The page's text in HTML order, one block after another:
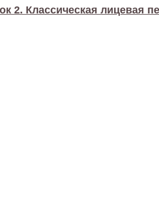
2. Классическая лицевая